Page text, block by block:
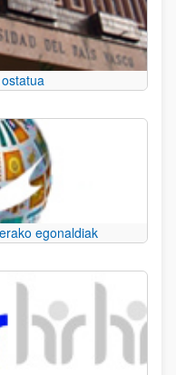
egonaldiak